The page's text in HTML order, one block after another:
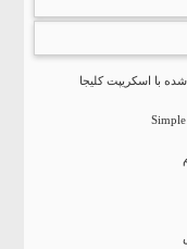
با اسکریپت کلیجا